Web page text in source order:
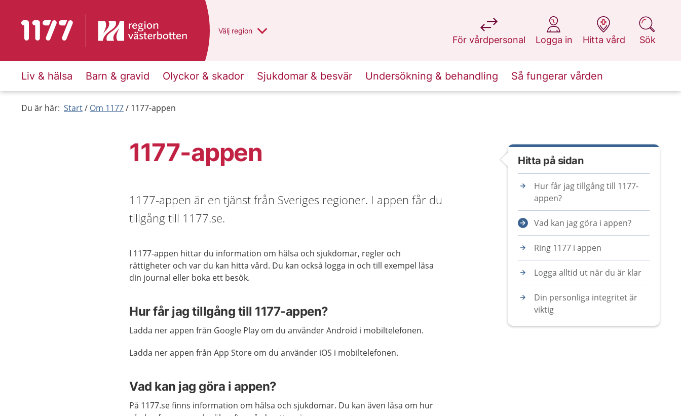
Till startsidan för 1177 Du har valt region
Välj en annan
region
För vårdpersonal
på 1177.se
Logga in
på 1177.se
Hitta vård
på 1177.se
Sök
på 1177.se
Liv & hälsa Barn & gravid Olyckor & skador Sjukdomar & besvär Undersökning & behandling Så fungerar vården
Du är här: Start Om 1177 1177-appen
1177-appen
1177-appen är en tjänst från Sveriges regioner. I appen får du
tillgång till 1177.se.
I 1177-appen hittar du information om hälsa och sjukdomar, regler och
rättigheter och var du kan hitta vård. Du kan också logga in och till exempel läsa
din journal eller boka ett besök.
Hur får jag tillgång till 1177-appen?
Ladda ner appen från Google Play om du använder Android i mobiltelefonen.
Ladda ner appen från App Store om du använder iOS i mobiltelefonen.
Vad kan jag göra i appen?
På 1177.se finns information om hälsa och sjukdomar. Du kan även läsa om hur
Hitta på sidan
Hur får jag tillgång till 1177-
appen?
Vad kan jag göra i appen?
Ring 1177 i appen
Logga alltid ut när du är klar
Din personliga integritet är
viktig